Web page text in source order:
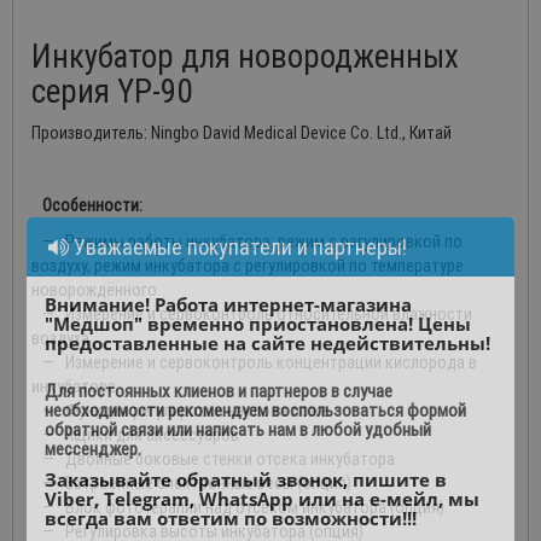
Инкубатор для новородженных
серия YP-90
Производитель: Ningbo David Medical Device Co. Ltd., Китай
Особенности:
— Режимы работы инкубатора: режим с регулировкой по
воздуху, режим инкубатора с регулировкой по температуре
новорождённого
— Измерение и сервоконтроль относительной влажности
воздуха
— Измерение и сервоконтроль концентрации кислорода в
инкубаторе
— Функция регулировки наклона ложе
— Ящики для аксессуаров
— Двойные боковые стенки отсека инкубатора
— Встроенные электронные весы (опция)
— Блок фототерапии над отсеком инкубатора (опция)
— Регулировка высоты инкубатора (опция)
Уважаемые покупатели и партнеры!
Внимание! Работа интернет-магазина
"Медшоп" временно приостановлена! Цены
предоставленные на сайте недействительны!
Для постоянных клиенов и партнеров в случае
необходимости рекомендуем воспользоваться формой
обратной связи или написать нам в любой удобный
мессенджер.
Заказывайте обратный звонок, пишите в
Viber, Telegram, WhatsApp или на е-мейл, мы
всегда вам ответим по возможности!!!